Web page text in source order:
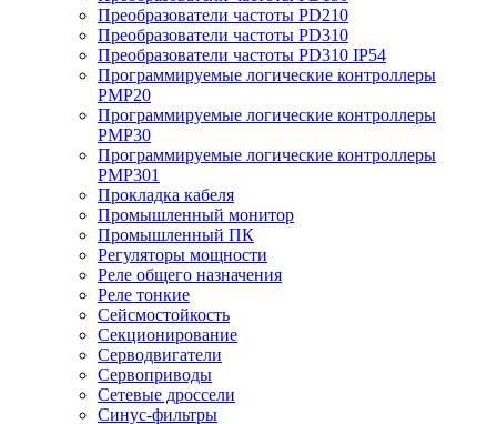
Преобразователи частоты PD210
Преобразователи частоты PD310
Преобразователи частоты PD310 IP54
Программируемые логические контроллеры
PMP20
Программируемые логические контроллеры
PMP30
Программируемые логические контроллеры
PMP301
Прокладка кабеля
Промышленный монитор
Промышленный ПК
Регуляторы мощности
Реле общего назначения
Реле тонкие
Сейсмостойкость
Секционирование
Серводвигатели
Сервоприводы
Сетевые дроссели
Синус-фильтры